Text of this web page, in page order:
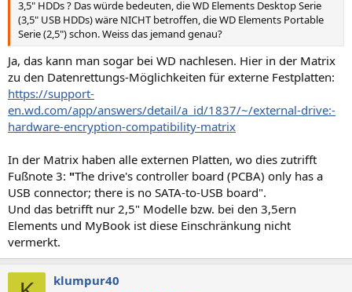
3,5" HDDs ? Das würde bedeuten, die WD Elements Desktop Serie
(3,5" USB HDDs) wäre NICHT betroffen, die WD Elements Portable
Serie (2,5") schon. Weiss das jemand genau?
Ja, das kann man sogar bei WD nachlesen. Hier in der Matrix
zu den Datenrettungs-Möglichkeiten für externe Festplatten:
https://support-
en.wd.com/app/answers/detail/a_id/1837/~/external-drive:-
hardware-encryption-compatibility-matrix
In der Matrix haben alle externen Platten, wo dies zutrifft
Fußnote 3: "The drive's controller board (PCBA) only has a
USB connector; there is no SATA-to-USB board".
Und das betrifft nur 2,5" Modelle bzw. bei den 3,5ern
Elements und MyBook ist diese Einschränkung nicht
vermerkt.
klumpur40